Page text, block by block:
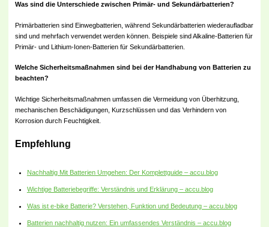
Was sind die Unterschiede zwischen Primär- und Sekundärbatterien?
Primärbatterien sind Einwegbatterien, während Sekundärbatterien wiederaufladbar
sind und mehrfach verwendet werden können. Beispiele sind Alkaline-Batterien für
Primär- und Lithium-Ionen-Batterien für Sekundärbatterien.
Welche Sicherheitsmaßnahmen sind bei der Handhabung von Batterien zu
beachten?
Wichtige Sicherheitsmaßnahmen umfassen die Vermeidung von Überhitzung,
mechanischen Beschädigungen, Kurzschlüssen und das Verhindern von
Korrosion durch Feuchtigkeit.
Empfehlung
Nachhaltig Mit Batterien Umgehen: Der Komplettguide – accu.blog
Wichtige Batteriebegriffe: Verständnis und Erklärung – accu.blog
Was ist e-bike Batterie? Verstehen, Funktion und Bedeutung – accu.blog
Batterien nachhaltig nutzen: Ein umfassendes Verständnis – accu.blog